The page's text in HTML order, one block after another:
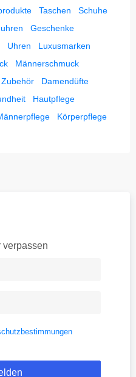
Taschen
Schuhe
Geschenke
Uhren
Luxusmarken
Männerschmuck
Damendüfte
Hautpflege
Körperpflege
verpassen